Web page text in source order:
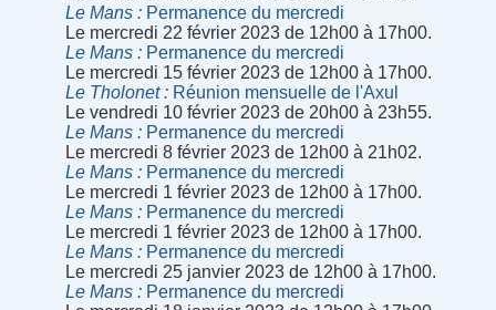
Le Mans
Permanence du mercredi
Le mercredi 22 février 2023 de 12h00 à 17h00.
Le Mans
Permanence du mercredi
Le mercredi 15 février 2023 de 12h00 à 17h00.
Le Tholonet
Réunion mensuelle de l'Axul
Le vendredi 10 février 2023 de 20h00 à 23h55.
Le Mans
Permanence du mercredi
Le mercredi 8 février 2023 de 12h00 à 21h02.
Le Mans
Permanence du mercredi
Le mercredi 1 février 2023 de 12h00 à 17h00.
Le Mans
Permanence du mercredi
Le mercredi 1 février 2023 de 12h00 à 17h00.
Le Mans
Permanence du mercredi
Le mercredi 25 janvier 2023 de 12h00 à 17h00.
Le Mans
Permanence du mercredi